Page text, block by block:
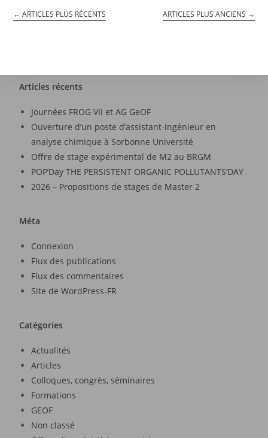
← ARTICLES PLUS RÉCENTS ARTICLES PLUS ANCIENS →
Articles récents
Journées FROG VII et AG GeOF
Ouverture d’un poste d’assistant-ingénieur en
analyse chimique à Sorbonne Université
Offre de stage expérimental de M2 au BRGM
POP’Day THE PERSISTENT ORGANIC POLLUTANTS’DAY
2026 – Propositions de stages de Master 2
Méta
Connexion
Flux des publications
Flux des commentaires
Site de WordPress-FR
Catégories
Actualités
Articles
Colloques, congrès, séminaires
Formations
GEOF
Non classé